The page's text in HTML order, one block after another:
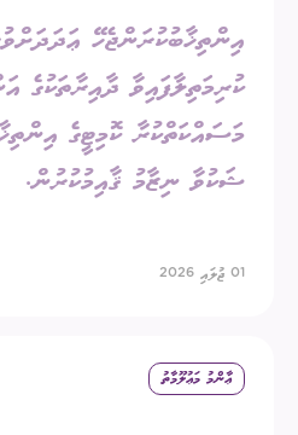
އިންތިޚާބުކުރަންޖެހޭ
ކުރިމަތިލާފައިވާ ދާއިރާތަކުގެ
ޝަކުވާ ނިޒާމު ޤާއިމުކުރުން.
01 ޖުލައި 2026
ޢާންމު މަޢުލޫމާތު